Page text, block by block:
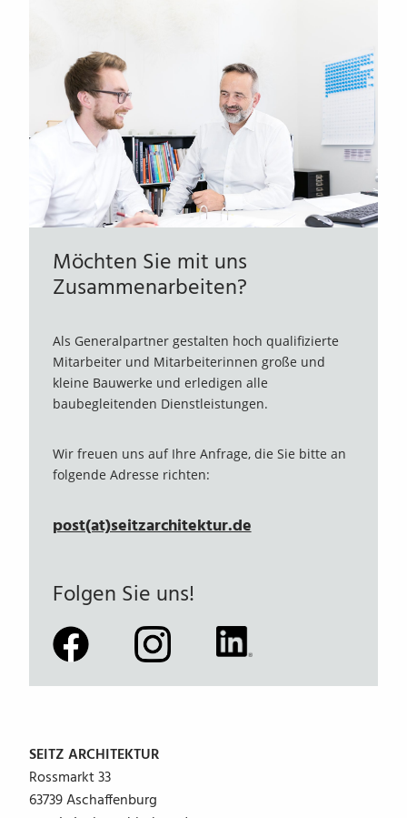
Möchten Sie mit uns
Zusammenarbeiten?
Als Generalpartner gestalten hoch qualifizierte
Mitarbeiter und Mitarbeiterinnen große und
kleine Bauwerke und erledigen alle
baubegleitenden Dienstleistungen.
Wir freuen uns auf Ihre Anfrage, die Sie bitte an
folgende Adresse richten:
post(at)seitzarchitektur.de
Folgen Sie uns!
SEITZ ARCHITEKTUR
Rossmarkt 33
63739 Aschaffenburg